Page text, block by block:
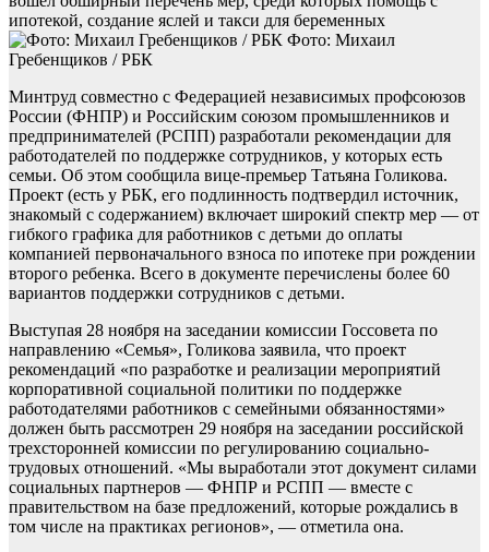
ипотекой, создание яслей и такси для беременных
Фото: Михаил
Гребенщиков / РБК
Минтруд совместно с Федерацией независимых профсоюзов
России (ФНПР) и Российским союзом промышленников и
предпринимателей (РСПП) разработали рекомендации для
работодателей по поддержке сотрудников, у которых есть
семьи. Об этом сообщила вице-премьер Татьяна Голикова.
Проект (есть у РБК, его подлинность подтвердил источник,
знакомый с содержанием) включает широкий спектр мер — от
гибкого графика для работников с детьми до оплаты
компанией первоначального взноса по ипотеке при рождении
второго ребенка. Всего в документе перечислены более 60
вариантов поддержки сотрудников с детьми.
Выступая 28 ноября на заседании комиссии Госсовета по
направлению «Семья», Голикова заявила, что проект
рекомендаций «по разработке и реализации мероприятий
корпоративной социальной политики по поддержке
работодателями работников с семейными обязанностями»
должен быть рассмотрен 29 ноября на заседании российской
трехсторонней комиссии по регулированию социально-
трудовых отношений. «Мы выработали этот документ силами
социальных партнеров — ФНПР и РСПП — вместе с
правительством на базе предложений, которые рождались в
том числе на практиках регионов», — отметила она.